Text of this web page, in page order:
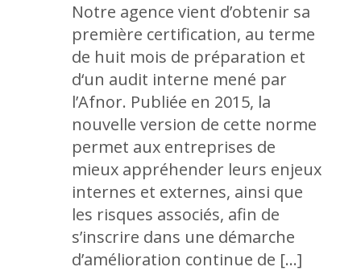
Notre agence vient d’obtenir sa
première certification, au terme
de huit mois de préparation et
d‘un audit interne mené par
l’Afnor. Publiée en 2015, la
nouvelle version de cette norme
permet aux entreprises de
mieux appréhender leurs enjeux
internes et externes, ainsi que
les risques associés, afin de
s’inscrire dans une démarche
d’amélioration continue de […]